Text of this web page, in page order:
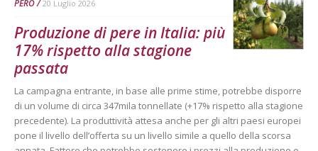
PERO 20 Luglio 2026
Produzione di pere in Italia: più
17% rispetto alla stagione
passata
La campagna entrante, in base alle prime stime, potrebbe disporre
di un volume di circa 347mila tonnellate (+17% rispetto alla stagione
precedente). La produttività attesa anche per gli altri paesi europei
pone il livello dell’offerta su un livello simile a quello della scorsa